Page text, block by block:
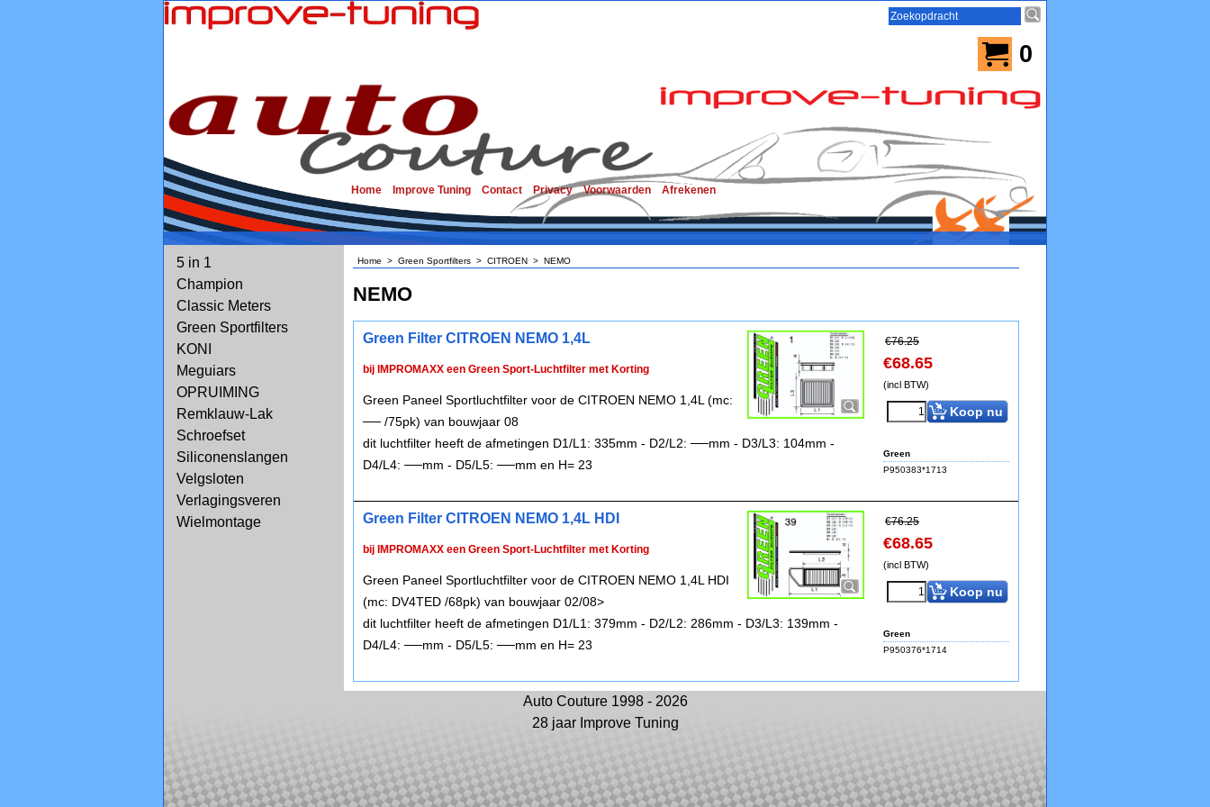
0
Home Improve Tuning Contact Privacy Voorwaarden Afrekenen
5 in 1
Champion
Classic Meters
Green Sportfilters
KONI
Meguiars
OPRUIMING
Remklauw-Lak
Schroefset
Siliconenslangen
Velgsloten
Verlagingsveren
Wielmontage
Home > Green Sportfilters > CITROEN > NEMO
NEMO
€76.25
€68.65
(incl BTW)
Koop nu
Green
P950383*1713
Green Filter CITROEN NEMO 1,4L
bij IMPROMAXX een Green Sport-Luchtfilter met Korting
Green Paneel Sportluchtfilter voor de CITROEN NEMO 1,4L (mc:
── /75pk) van bouwjaar 08
dit luchtfilter heeft de afmetingen D1/L1: 335mm - D2/L2: ──mm - D3/L3: 104mm -
D4/L4: ──mm - D5/L5: ──mm en H= 23
€76.25
€68.65
(incl BTW)
Koop nu
Green
P950376*1714
Green Filter CITROEN NEMO 1,4L HDI
bij IMPROMAXX een Green Sport-Luchtfilter met Korting
Green Paneel Sportluchtfilter voor de CITROEN NEMO 1,4L HDI
(mc: DV4TED /68pk) van bouwjaar 02/08>
dit luchtfilter heeft de afmetingen D1/L1: 379mm - D2/L2: 286mm - D3/L3: 139mm -
D4/L4: ──mm - D5/L5: ──mm en H= 23
Auto Couture 1998 - 2026
28 jaar Improve Tuning